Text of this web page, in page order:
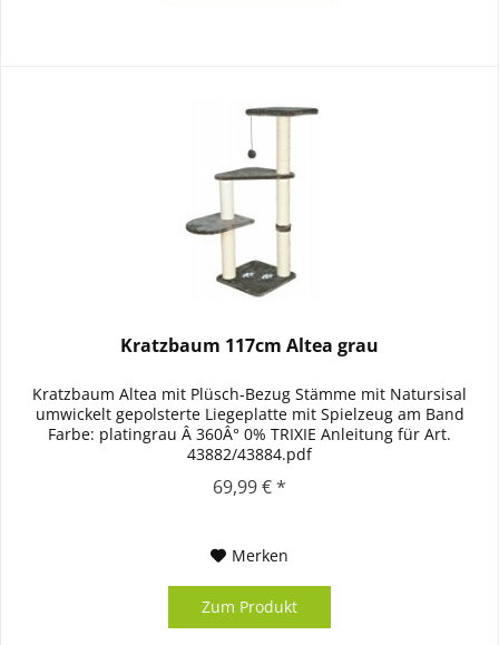
Kratzbaum 117cm Altea grau
Kratzbaum Altea mit Plüsch-Bezug Stämme mit Natursisal
umwickelt gepolsterte Liegeplatte mit Spielzeug am Band
Farbe: platingrau Â 360Â° 0% TRIXIE Anleitung für Art.
43882/43884.pdf
69,99 € *
Merken
Zum Produkt